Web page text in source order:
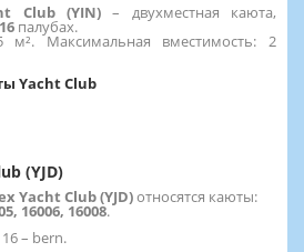
Club (YIN)– двухместная каюта,
16 палубах.
Максимальная вместимость: 2
Yacht Club
(YJD)
Yacht Club (YJD)относятся каюты:
16006, 16008.
– bern.